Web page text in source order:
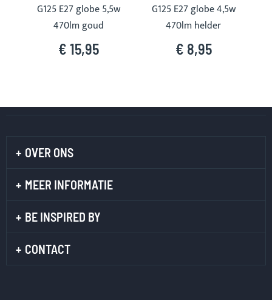
G125 E27 globe 5,5w
470lm goud
€ 15,95
G125 E27 globe 4,5w
470lm helder
€ 8,95
OVER ONS
MEER INFORMATIE
BE INSPIRED BY
CONTACT